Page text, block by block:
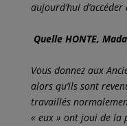
aujourd’hui
Quelle HONTE,
Vous donnez aux
alors qu’ils sont
travaillés
« eux » ont joui de la